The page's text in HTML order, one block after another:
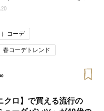
コーデ
春コーデトレンド
クロ】で買える流行の